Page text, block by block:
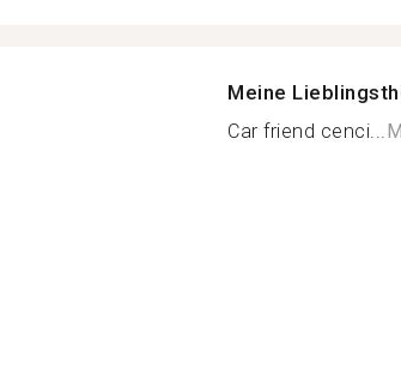
Meine
Car friend cenci...